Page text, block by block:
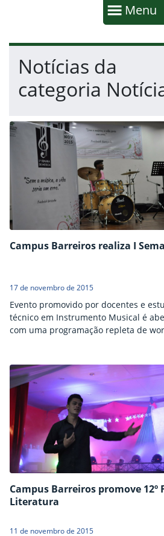
Mostrar
Menu
Fim da navegação
Início do conteúdo
Notícias da
categoria
Campus Barreiros realiza I
17 de novembro de 2015
Evento promovido por docentes e
técnico em Instrumento Musical é
com uma programação repleta de
Campus Barreiros promove 12º
Literatura
11 de novembro de 2015